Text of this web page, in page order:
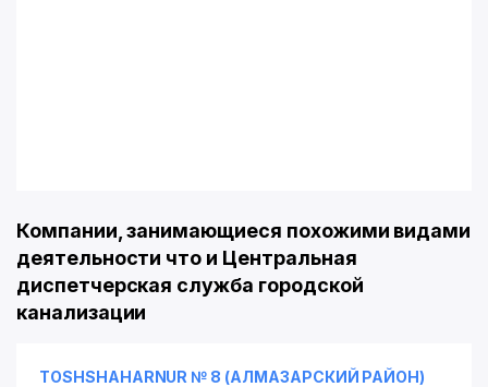
Компании, занимающиеся похожими видами
деятельности что и Центральная
диспетчерская служба городской
канализации
TOSHSHAHARNUR № 8 (АЛМАЗАРСКИЙ РАЙОН)